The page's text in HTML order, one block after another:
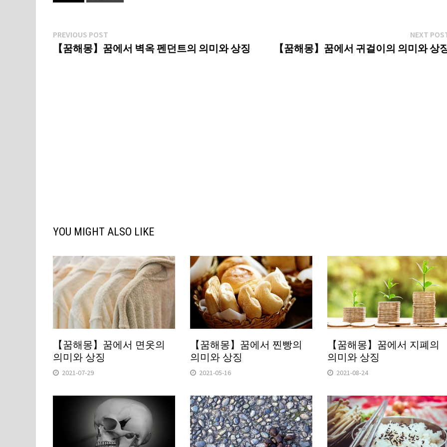
글
탐
PREVIOUS POST
post:
【꿈해몽】꿈에서 벽옥 펜던트의 의미와 상징
NEXT
【꿈해몽】꿈에서 귀걸이의 의미와 상
YOU MIGHT ALSO LIKE
【꿈해몽】꿈에서 면옷의
의미와 상징
2021-07-29
【꿈해몽】꿈에서 찐빵의
의미와 상징
2021-05-16
【꿈해몽】꿈에서 지폐의
의미와 상징
2021-08-24